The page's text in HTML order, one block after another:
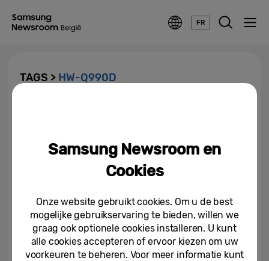
FR
TAGS > HW-Q990D
11-03-2025
Samsung Newsroom en
Cookies
Onze website gebruikt cookies. Om u de best
mogelijke gebruikservaring te bieden, willen we
graag ook optionele cookies installeren. U kunt
alle cookies accepteren of ervoor kiezen om uw
voorkeuren te beheren. Voor meer informatie kunt